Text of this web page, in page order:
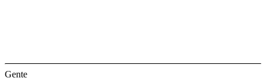
Gente